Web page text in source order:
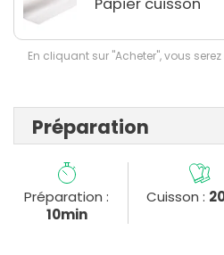
En cliquant sur "Acheter", vous
Préparation
Préparation :
10min
Cuisson :